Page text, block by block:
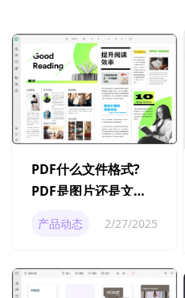
PDF什么文件格式?
PDF是图片还是文
产品动态 2/27/2025